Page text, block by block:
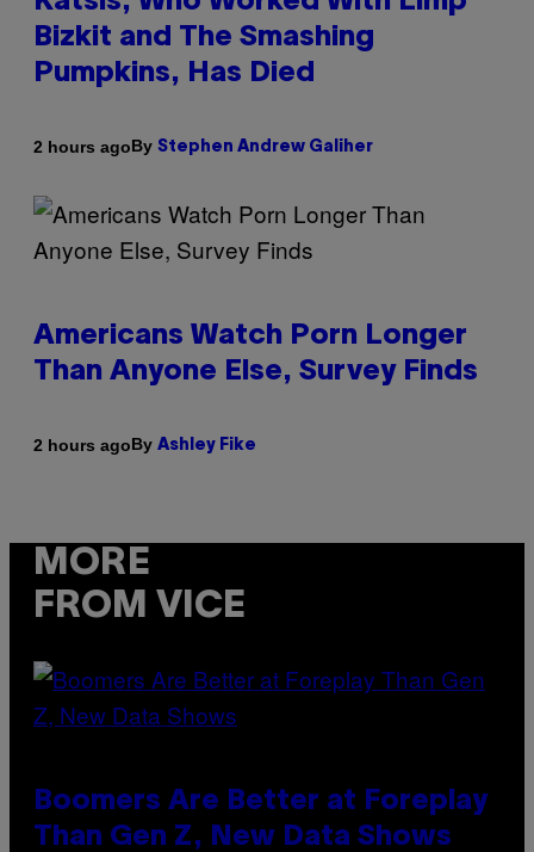
Bizkit and The Smashing
Pumpkins, Has Died
2 hours agoBy Stephen Andrew Galiher
Americans Watch Porn Longer
Than Anyone Else, Survey Finds
2 hours agoBy Ashley Fike
MORE
FROM VICE
Boomers Are Better at Foreplay
Than Gen Z, New Data Shows